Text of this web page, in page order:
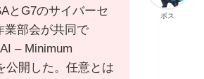
ボス
とG7のサイバーセ
業部会が共同で
– Minimum
公開した。任意とは